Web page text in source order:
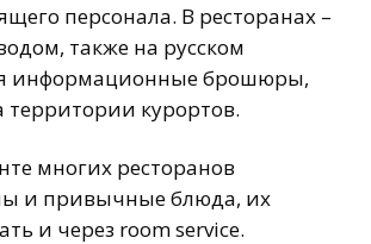
персонала. В ресторанах –
также на русском
информационные брошюры,
территории курортов.
многих ресторанов
и привычные блюда, их
и через room service.